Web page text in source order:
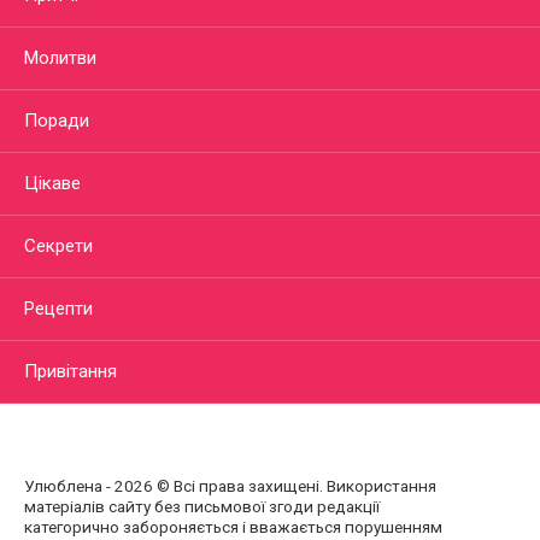
Молитви
Поради
Цікаве
Секрети
Рецепти
Привітання
Улюблена - 2026 © Всі права захищені. Використання
матеріалів сайту без письмової згоди редакції
категорично забороняється і вважається порушенням